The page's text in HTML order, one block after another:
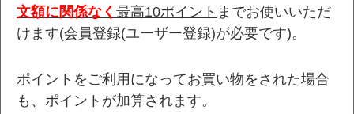
文額に関係なく 最高10ポイント までお使いいただ
けます(会員登録(ユーザー登録)が必要です)。
ポイントをご利用になってお買い物をされた場合
も、ポイントが加算されます。